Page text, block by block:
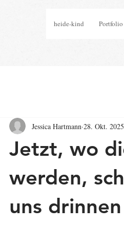
heide-kind Portfolio
Jetzt, wo
werden,
uns
Jessica Hartmann 28. Okt. 2025